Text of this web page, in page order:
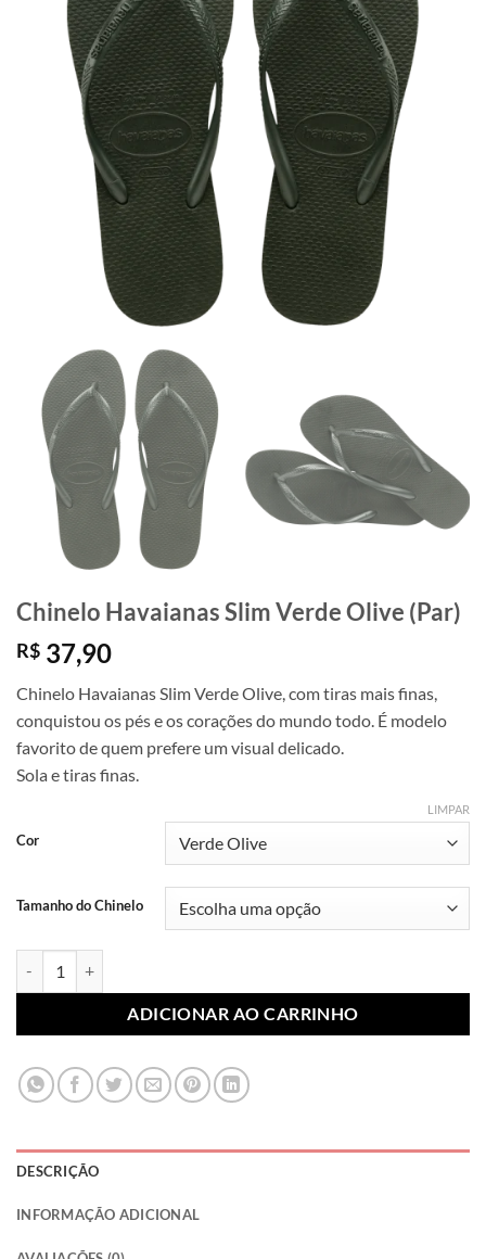
Chinelo Havaianas Slim Verde Olive (Par)
R$ 37,90
Chinelo Havaianas Slim Verde Olive, com tiras mais finas,
conquistou os pés e os corações do mundo todo. É modelo
favorito de quem prefere um visual delicado.
Sola e tiras finas.
Cor
Tamanho do Chinelo
LIMPAR
ADICIONAR AO CARRINHO
DESCRIÇÃO
INFORMAÇÃO ADICIONAL